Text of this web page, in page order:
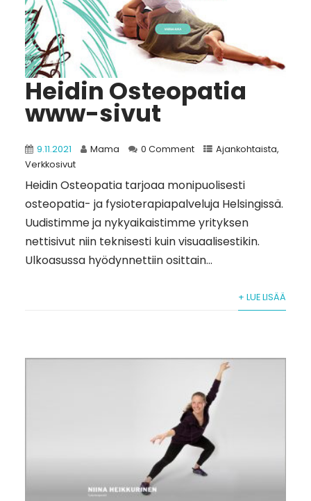
Heidin Osteopatia
www-sivut
9.11.2021 Mama 0 Comment Ajankohtaista,
Verkkosivut
Heidin Osteopatia tarjoaa monipuolisesti
osteopatia- ja fysioterapiapalveluja Helsingissä.
Uudistimme ja nykyaikaistimme yrityksen
nettisivut niin teknisesti kuin visuaalisestikin.
Ulkoasussa hyödynnettiin osittain...
+ LUE LISÄÄ